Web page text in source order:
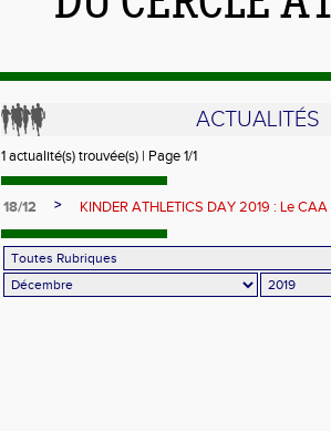
ACTUALITÉS
1 actualité(s) trouvée(s) | Page 1/1
18/12 > KINDER ATHLETICS DAY 2019 : Le